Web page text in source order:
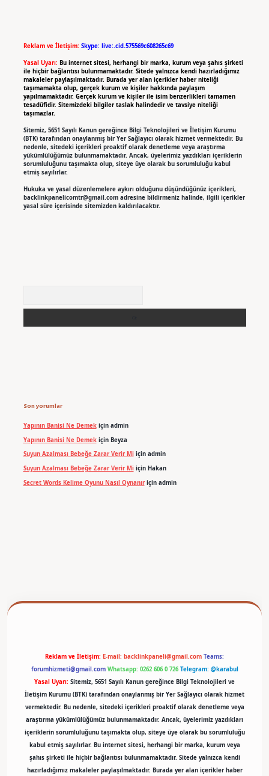
Reklam ve İletişim: Skype: live:.cid.575569c608265c69
Yasal Uyarı: Bu internet sitesi, herhangi bir marka, kurum veya şahıs şirketi
ile hiçbir bağlantısı bulunmamaktadır. Sitede yalnızca kendi hazırladığımız
makaleler paylaşılmaktadır. Burada yer alan içerikler haber niteliği
taşımamakta olup, gerçek kurum ve kişiler hakkında paylaşım
yapılmamaktadır. Gerçek kurum ve kişiler ile isim benzerlikleri tamamen
tesadüfidir. Sitemizdeki bilgiler taslak halindedir ve tavsiye niteliği
taşımazlar.
Sitemiz, 5651 Sayılı Kanun gereğince Bilgi Teknolojileri ve İletişim Kurumu
(BTK) tarafından onaylanmış bir Yer Sağlayıcı olarak hizmet vermektedir. Bu
nedenle, sitedeki içerikleri proaktif olarak denetleme veya araştırma
yükümlülüğümüz bulunmamaktadır. Ancak, üyelerimiz yazdıkları içeriklerin
sorumluluğunu taşımakta olup, siteye üye olarak bu sorumluluğu kabul
etmiş sayılırlar.
Hukuka ve yasal düzenlemelere aykırı olduğunu düşündüğünüz içerikleri,
backlinkpanelicomtr@gmail.comadresine bildirmeniz halinde, ilgili içerikler
yasal süre içerisinde sitemizden kaldırılacaktır.
Son yorumlar
Yapının Banisi Ne Demekiçin admin
Yapının Banisi Ne Demekiçin Beyza
Suyun Azalması Bebeğe Zarar Verir Miiçin admin
Suyun Azalması Bebeğe Zarar Verir Miiçin Hakan
Secret Words Kelime Oyunu Nasıl Oynanıriçin admin
Reklam ve İletişim: E-mail: backlinkpaneli@gmail.com Teams:
forumhizmeti@gmail.com Whatsapp: 0262 606 0 726 Telegram: @karabul
Yasal Uyarı: Sitemiz, 5651 Sayılı Kanun gereğince Bilgi Teknolojileri ve
İletişim Kurumu (BTK) tarafından onaylanmış bir Yer Sağlayıcı olarak hizmet
vermektedir. Bu nedenle, sitedeki içerikleri proaktif olarak denetleme veya
araştırma yükümlülüğümüz bulunmamaktadır. Ancak, üyelerimiz yazdıkları
içeriklerin sorumluluğunu taşımakta olup, siteye üye olarak bu sorumluluğu
kabul etmiş sayılırlar. Bu internet sitesi, herhangi bir marka, kurum veya
şahıs şirketi ile hiçbir bağlantısı bulunmamaktadır. Sitede yalnızca kendi
hazırladığımız makaleler paylaşılmaktadır. Burada yer alan içerikler haber